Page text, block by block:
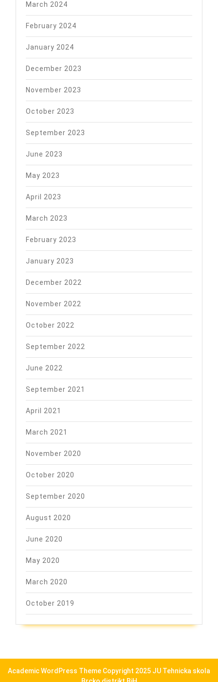
March 2024
February 2024
January 2024
December 2023
November 2023
October 2023
September 2023
June 2023
May 2023
April 2023
March 2023
February 2023
January 2023
December 2022
November 2022
October 2022
September 2022
June 2022
September 2021
April 2021
March 2021
November 2020
October 2020
September 2020
August 2020
June 2020
May 2020
March 2020
October 2019
Academic WordPress Theme Copyright 2025 JU Tehnicka skola